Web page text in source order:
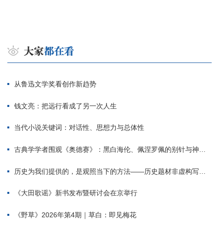
从鲁迅文学奖看创作新趋势
钱文亮：把远行看成了另一次人生
当代小说关键词：对话性、思想力与总体性
古典学学者围观《奥德赛》：黑白海伦、佩涅罗佩的别针与神秘入侵者
历史为我们提供的，是观照当下的方法——历史题材非虚构写作多人谈
《大田歌谣》新书发布暨研讨会在京举行
《野草》2026年第4期｜草白：即见梅花